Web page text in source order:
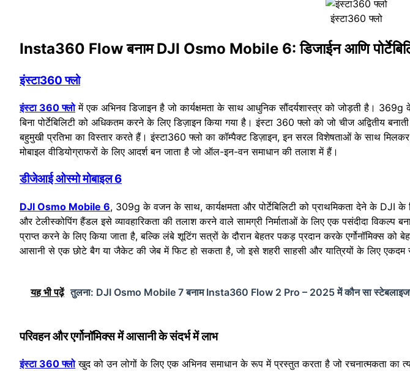
इंस्टा360 फ्लो
Insta360 Flow बनाम DJI Osmo Mobile 6: डिजाईन आणि
इंस्टा360 फ्लो
इंस्टा 360 फ्लोमें एक अभिनव डिजाइन है जो कार्यक्षमता के साथ आधुनिक सौंदर्यशास्त्र को जोड़ती है।
बिना पोर्टेबिलिटी को अधिकतम करने के लिए डिज़ाइन किया गया है। इंस्टा 360 फ्लो को जो चीज अद्वितीय
बहुमुखी प्रतिभा का विस्तार करते हैं। इंस्टा360 फ्लो का कॉम्पैक्ट डिज़ाइन, इन सरल विशेषताओं के साथ
मोबाइल वीडियोग्राफरों के लिए आदर्श बन जाता है जो ऑल-इन-वन समाधान की तलाश में हैं।
डीजेआई ओस्मो मोबाइल 6
DJI Osmo Mobile 6, 309g के वजन के साथ, कार्यक्षमता और पोर्टेबिलिटी को प्राथमिकता देने के DJI के
और टेलीस्कोपिंग हैंडल इसे व्यावहारिकता की तलाश करने वाले सामग्री निर्माताओं के लिए एक पसंदीदा
प्राप्त करने के लिए किया जाता है, बल्कि लंबे शूटिंग सत्रों के दौरान बेहतर पकड़ प्रदान करके एर्गोनॉमिक्स
आसानी से एक छोटे बैग या जैकेट की जेब में फिट हो सकता है, जो इसे शहरी साहसी और यात्रियों के लिए एकदम
यह भी पढ़ें तुलना: DJI Osmo Mobile 7 बनाम Insta360 Flow 2 Pro – 2025 में कौन सा
परिवहन और एर्गोनॉमिक्स में आसानी के संदर्भ में लाभ
इंस्टा 360 फ्लोखुद को उन लोगों के लिए एक अभिनव समाधान के रूप में प्रस्तुत करता है जो रचनात्मकता का